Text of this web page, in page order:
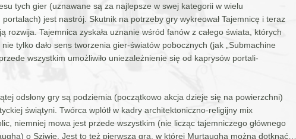
tych gier (uznawane są za najlepsze w swej kategorii w wielu
jest nastrój. Skutnik na potrzeby gry wykreował Tajemnicę i teraz
rozwija. Tajemnica zyskała uznanie wśród fanów z całego świata, których
tylko dało sens tworzenia gier-światów pobocznych (jak „Submachine
wszystkim umożliwiło uniezależnienie się od kaprysów portali-
odsłony gry są podziemia (początkowo akcja dzieje się na powierzchni)
świątyni. Twórca wplótł w kadry architektoniczno-religijny mix
niemniej mowa jest przede wszystkim (nie licząc tajemniczego głównego
o Sziwie. Jest to też pierwsza gra, w której Murtaugha można dotknąć…